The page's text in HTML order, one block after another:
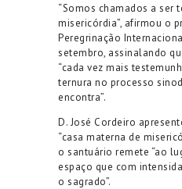
“Somos chamados a ser
misericórdia”, afirmou o
Peregrinação
setembro, assinalando
“cada vez mais
ternura no processo
encontra”.
D. José Cordeiro
“casa materna de
o santuário remete “ao
espaço que com
o sagrado”.